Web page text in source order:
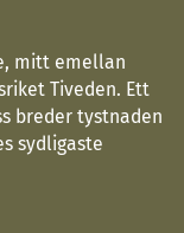
mitt emellan
Tiveden. Ett
breder tystnaden
sydligaste